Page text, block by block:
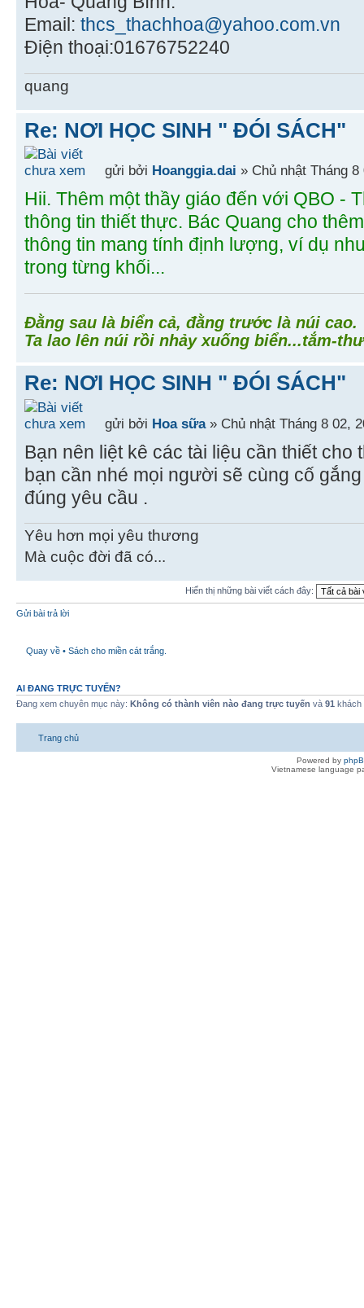
Email: thcs_thachhoa@yahoo.com.vn
Điện thoại:01676752240
quang
Re: NƠI HỌC SINH " ĐÓI SÁCH"
gửi bởi Hoanggia.dai » Chủ nhật Tháng
Hii. Thêm một thầy giáo đến với QBO -
thông tin thiết thực. Bác Quang cho
thông tin mang tính định lượng, ví dụ
trong từng khối...
Đằng sau là biển cả, đằng trước là núi cao.
Ta lao lên núi rồi nhảy xuống biển...tắm-
Re: NƠI HỌC SINH " ĐÓI SÁCH"
gửi bởi Hoa sữa» Chủ nhật Tháng 8 02,
Bạn nên liệt kê các tài liệu cần thiết
bạn cần nhé mọi người sẽ cùng cố
đúng yêu cầu .
Yêu hơn mọi yêu thương
Mà cuộc đời đã có...
Hiển thị những bài viết cách đây:
Gửi bài trả lời
Quay về • Sách cho miền cát trắng.
AI ĐANG TRỰC TUYẾN?
Đang xem chuyên mục này: Không có thành viên nào đang trực tuyến và 91 khách
Trang chủ
Powered by
Vietnamese language